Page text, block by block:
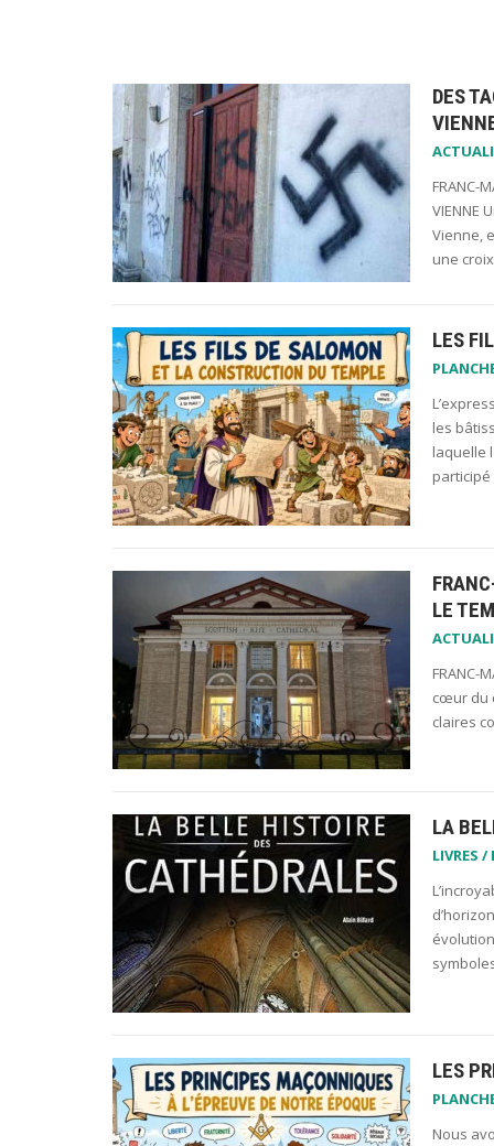
DES
FRANC-
VIENNE
Vienne,
une
LES
les
laquelle
LE
FRANC-
cœur du
claires
LA
LIVRES /
LES
Nous